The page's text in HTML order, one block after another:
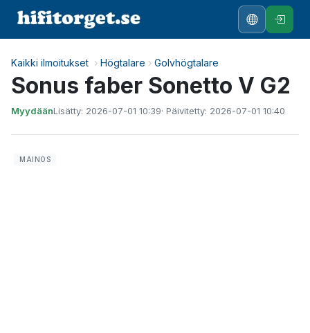
Kaikki ilmoitukset › Högtalare › Golvhögtalare
Sonus faber Sonetto V G2
MyydäänLisätty: 2026-07-01 10:39· Päivitetty: 2026-07-01 10:40